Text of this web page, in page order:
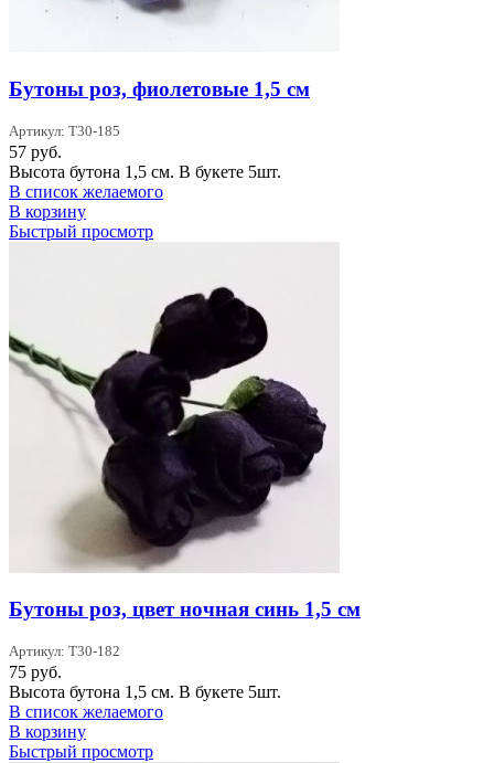
Бутоны роз, фиолетовые 1,5 см
Артикул: T30-185
57 руб.
Высота бутона 1,5 см. В букете 5шт.
В список желаемого
В корзину
Быстрый просмотр
Бутоны роз, цвет ночная синь 1,5 см
Артикул: T30-182
75 руб.
Высота бутона 1,5 см. В букете 5шт.
В список желаемого
В корзину
Быстрый просмотр